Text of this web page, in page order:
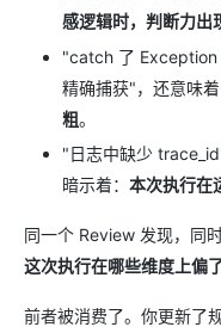
感逻辑时，判断力出
"catch 了
精确捕获"，还意味着
粗。
"日志中缺少
暗示着： 本次执行在
同一个 Review 发现，同
这次执行在哪些维度上偏
前者被消费了。你更新了